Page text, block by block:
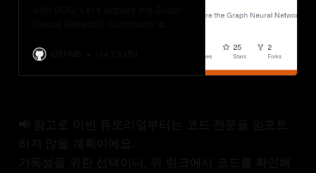
development by creating an
📢 참고로 이번 튜토리얼부터는 코드 전문을 임포트
하지 않을 계획이에요.
가독성을 위한 선택이니, 위 링크에서 코드를 확인해